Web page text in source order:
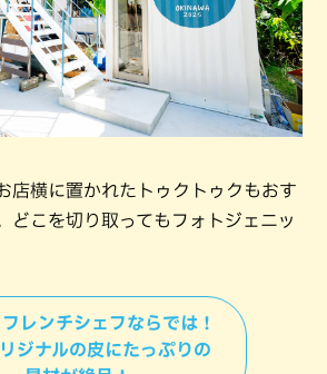
店横に置かれたトゥクトゥクもおす
どこを切り取ってもフォトジェニッ
レンチシェフならでは！
ジナルの皮にたっぷりの